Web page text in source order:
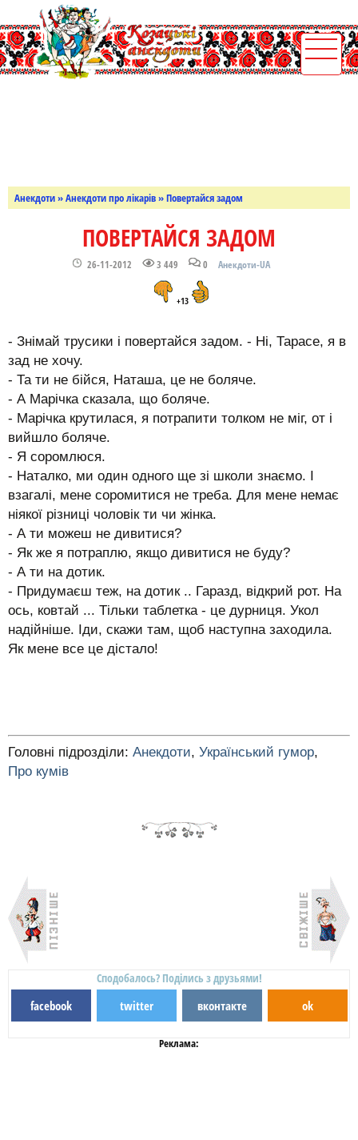
Анекдоти»Анекдоти про лікарів» Повертайся задом
ПОВЕРТАЙСЯ ЗАДОМ
26-11-2012 3 449 0 Анекдоти-UA
+13
- Знімай трусики і повертайся задом. - Ні, Тарасе, я в
зад не хочу.
- Та ти не бійся, Наташа, це не боляче.
- А Марічка сказала, що боляче.
- Марічка крутилася, я потрапити толком не міг, от і
вийшло боляче.
- Я соромлюся.
- Наталко, ми один одного ще зі школи знаємо. І
взагалі, мене соромитися не треба. Для мене немає
ніякої різниці чоловік ти чи жінка.
- А ти можеш не дивитися?
- Як же я потраплю, якщо дивитися не буду?
- А ти на дотик.
- Придумаєш теж, на дотик .. Гаразд, відкрий рот. На
ось, ковтай ... Тільки таблетка - це дурниця. Укол
надійніше. Іди, скажи там, щоб наступна заходила.
Як мене все це дістало!
Головні підрозділи: Анекдоти, Український гумор,
Про кумів
Сподобалось? Поділись з друзьями!
facebook twitter вконтакте ok
Реклама: